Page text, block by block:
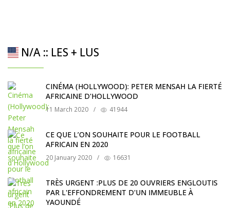
N/A :: LES + LUS
CINÉMA (HOLLYWOOD): PETER MENSAH LA FIERTÉ
AFRICAINE D'HOLLYWOOD
11 March 2020 / 41944
CE QUE L’ON SOUHAITE POUR LE FOOTBALL
AFRICAIN EN 2020
20 January 2020 / 16631
TRÈS URGENT :PLUS DE 20 OUVRIERS ENGLOUTIS
PAR L'EFFONDREMENT D'UN IMMEUBLE À
YAOUNDÉ